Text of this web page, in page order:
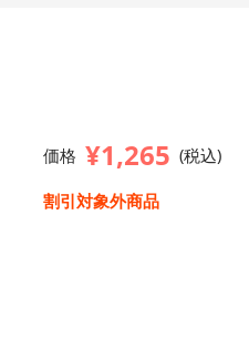
価格 ¥1,265 (税込)
割引対象外商品